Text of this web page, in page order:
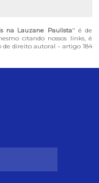
na Lauzane Paulista" é de
citando nossos links, é
direito autoral – artigo 184